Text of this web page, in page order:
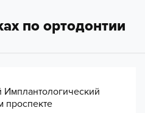
по ортодонтии
проспекте